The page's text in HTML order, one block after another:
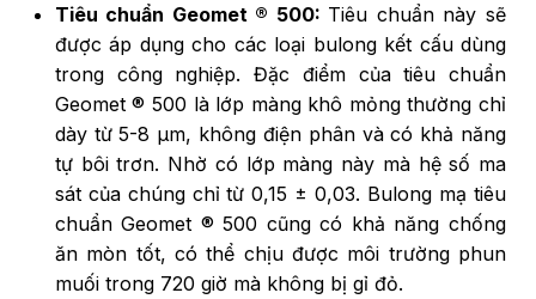
Tiêu chuẩn Geomet ® 500: Tiêu chuẩn này sẽ
được áp dụng cho các loại bulong kết cấu dùng
trong công nghiệp. Đặc điểm của tiêu chuẩn
Geomet ® 500 là lớp màng khô mỏng thường chỉ
dày từ 5-8 μm, không điện phân và có khả năng
tự bôi trơn. Nhờ có lớp màng này mà hệ số ma
sát của chúng chỉ từ 0,15 ± 0,03. Bulong mạ tiêu
chuẩn Geomet ® 500 cũng có khả năng chống
ăn mòn tốt, có thể chịu được môi trường phun
muối trong 720 giờ mà không bị gỉ đỏ.